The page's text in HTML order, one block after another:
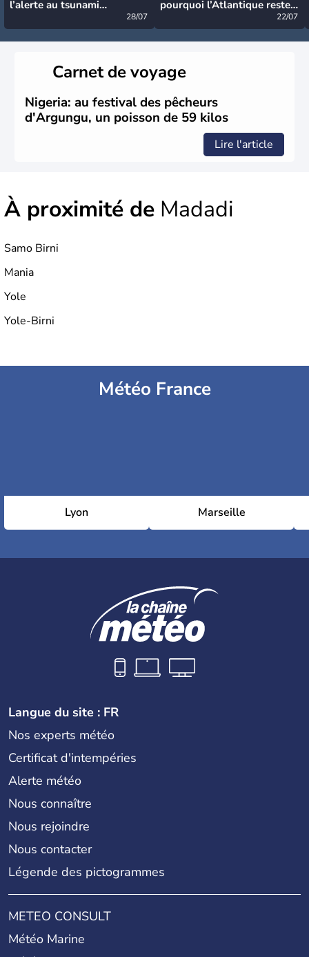
l’alerte au tsunami
28/07
pourquoi l’Atlantique reste
22/07
Carnet de voyage
Nigeria: au festival des pêcheurs
d'Argungu, un poisson de 59 kilos
Lire l'article
À proximité de Madadi
Samo Birni
Mania
Yole
Yole-Birni
Météo France
Lyon Marseille
Langue du site : FR
Nos experts météo
Certificat d'intempéries
Alerte météo
Nous connaître
Nous rejoindre
Nous contacter
Légende des pictogrammes
METEO CONSULT
Météo Marine